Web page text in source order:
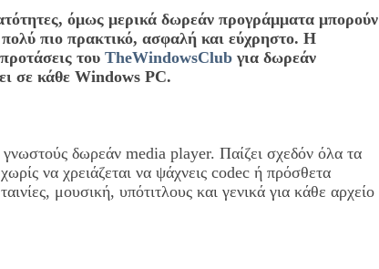
όμως μερικά δωρεάν προγράμματα μπορούν
πιο πρακτικό, ασφαλή και εύχρηστο. Η
του TheWindowsClub για δωρεάν
σε κάθε Windows PC.
δωρεάν media player. Παίζει σχεδόν όλα τα
να χρειάζεται να ψάχνεις codec ή πρόσθετα
μουσική, υπότιτλους και γενικά για κάθε αρχείο